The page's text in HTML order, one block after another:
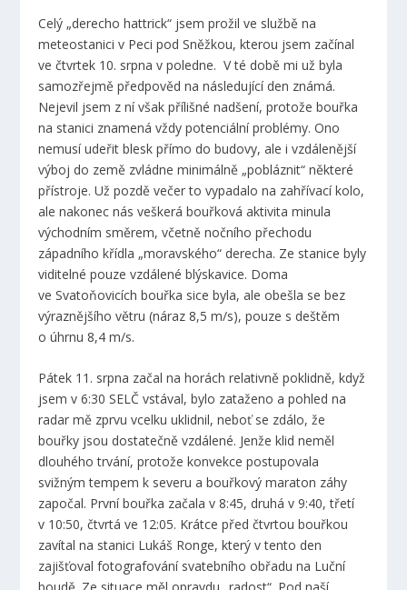
Celý „derecho hattrick“ jsem prožil ve službě na
meteostanici v Peci pod Sněžkou, kterou jsem začínal
ve čtvrtek 10. srpna v poledne. V té době mi už byla
samozřejmě předpověd na následující den známá.
Nejevil jsem z ní však přílišné nadšení, protože bouřka
na stanici znamená vždy potenciální problémy. Ono
nemusí udeřit blesk přímo do budovy, ale i vzdálenější
výboj do země zvládne minimálně „pobláznit“ některé
přístroje. Už pozdě večer to vypadalo na zahřívací kolo,
ale nakonec nás veškerá bouřková aktivita minula
východním směrem, včetně nočního přechodu
západního křídla „moravského“ derecha. Ze stanice byly
viditelné pouze vzdálené blýskavice. Doma
ve Svatoňovicích bouřka sice byla, ale obešla se bez
výraznějšího větru (náraz 8,5 m/s), pouze s deštěm
o úhrnu 8,4 m/s.
Pátek 11. srpna začal na horách relativně poklidně, když
jsem v 6:30 SELČ vstával, bylo zataženo a pohled na
radar mě zprvu vcelku uklidnil, neboť se zdálo, že
bouřky jsou dostatečně vzdálené. Jenže klid neměl
dlouhého trvání, protože konvekce postupovala
svižným tempem k severu a bouřkový maraton záhy
započal. První bouřka začala v 8:45, druhá v 9:40, třetí
v 10:50, čtvrtá ve 12:05. Krátce před čtvrtou bouřkou
zavítal na stanici Lukáš Ronge, který v tento den
zajišťoval fotografování svatebního obřadu na Luční